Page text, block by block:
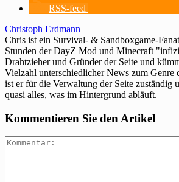
RSS-feed
Christoph Erdmann
Chris ist ein Survival- & Sandboxgame-
Stunden der DayZ Mod und Minecraft
Drahtzieher und Gründer der Seite und
Vielzahl unterschiedlicher News zum Genre
ist er für die Verwaltung der Seite zuständig
quasi alles, was im Hintergrund abläuft.
Kommentieren Sie den Artikel